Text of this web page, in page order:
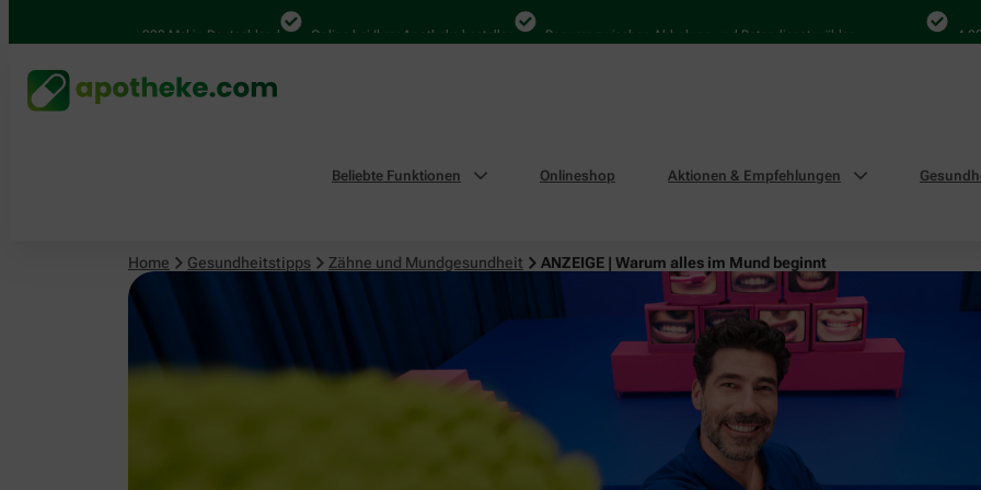
4.000 Mal in Deutschland Online bei Ihrer Apotheke bestellen Bequem zwischen Abholung und Botendienst wählen 4.000
Beliebte Funktionen Onlineshop Aktionen & Empfehlungen
Home Gesundheitstipps Zähne und Mundgesundheit ANZEIGE | Warum alles im Mund beginnt